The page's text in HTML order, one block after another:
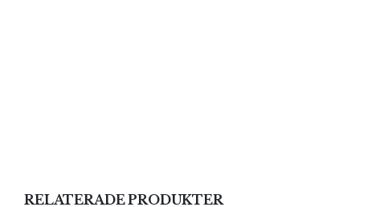
RELATERADE PRODUKTER